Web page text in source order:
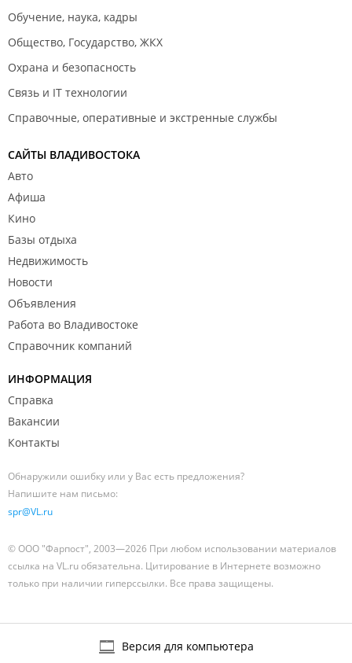
Обучение, наука, кадры
Общество, Государство, ЖКХ
Охрана и безопасность
Связь и IT технологии
Справочные, оперативные и экстренные службы
САЙТЫ ВЛАДИВОСТОКА
Авто
Афиша
Кино
Базы отдыха
Недвижимость
Новости
Объявления
Работа во Владивостоке
Справочник компаний
ИНФОРМАЦИЯ
Справка
Вакансии
Контакты
Обнаружили ошибку или у Вас есть предложения?
Напишите нам письмо:
spr@VL.ru
© ООО "Фарпост", 2003—2026 При любом использовании материалов
ссылка на VL.ru обязательна. Цитирование в Интернете возможно
только при наличии гиперссылки. Все права защищены.
Версия для компьютера